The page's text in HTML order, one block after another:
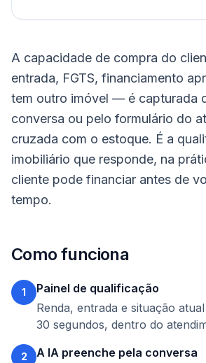
A capacidade de compra do
entrada, FGTS, financiamento
tem outro imóvel — é capturada
conversa ou pelo formulário do
cruzada com o estoque. É a
imobiliário que responde, na
cliente pode financiar antes de
tempo.
Como funciona
1
Painel de qualificação
Renda, entrada e situação
30 segundos, dentro do
2
A IA preenche pela conversa